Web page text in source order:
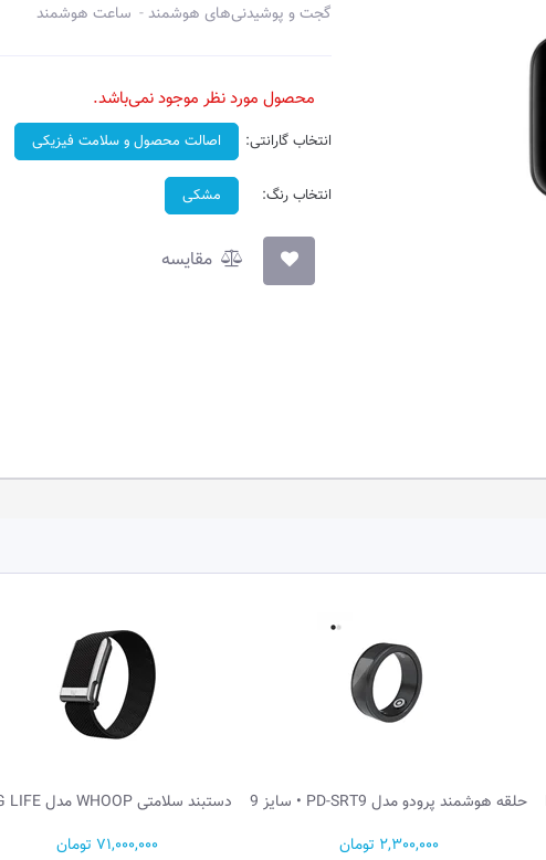
گجت و پوشیدنی‌های هوشمند ساعت هوشمند
محصول مورد نظر موجود نمی‌باشد.
انتخاب گارانتی: اصالت محصول و سلامت فیزیکی
انتخاب رنگ: مشکی
مقایسه
دستبند سلامتی WHOOP مدل MG LIFE
71,000,000 تومان
حلقه هوشمند پرودو مدل PD-SRT9 • سایز 9
2,300,000 تومان